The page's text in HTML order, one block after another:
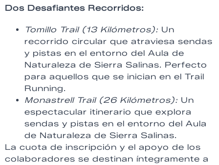
Dos Desafiantes Recorridos:
Tomillo Trail (13 Kilómetros): Un
recorrido circular que atraviesa sendas
y pistas en el entorno del Aula de
Naturaleza de Sierra Salinas. Perfecto
para aquellos que se inician en el Trail
Running.
Monastrell Trail (26 Kilómetros): Un
espectacular itinerario que explora
sendas y pistas en el entorno del Aula
de Naturaleza de Sierra Salinas.
La cuota de inscripción y el apoyo de los
colaboradores se destinan íntegramente a